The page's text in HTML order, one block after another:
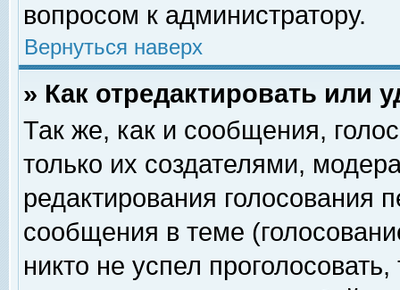
вопросом к администратору.
Вернуться наверх
» Как отредактировать или
Так же, как и сообщения,
только их создателями,
редактирования голосования
сообщения в теме
никто не успел